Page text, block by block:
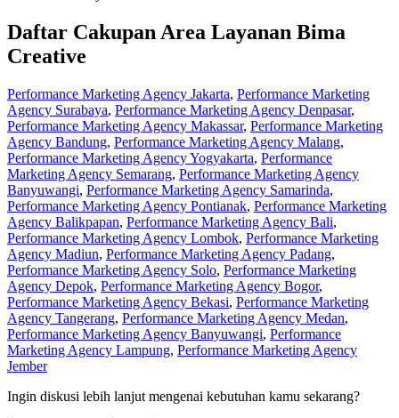
Daftar Cakupan Area Layanan Bima
Creative
Performance Marketing Agency Jakarta, Performance Marketing
Agency Surabaya, Performance Marketing Agency Denpasar,
Performance Marketing Agency Makassar, Performance Marketing
Agency Bandung, Performance Marketing Agency Malang,
Performance Marketing Agency Yogyakarta, Performance
Marketing Agency Semarang, Performance Marketing Agency
Banyuwangi, Performance Marketing Agency Samarinda,
Performance Marketing Agency Pontianak, Performance Marketing
Agency Balikpapan, Performance Marketing Agency Bali,
Performance Marketing Agency Lombok, Performance Marketing
Agency Madiun, Performance Marketing Agency Padang,
Performance Marketing Agency Solo, Performance Marketing
Agency Depok, Performance Marketing Agency Bogor,
Performance Marketing Agency Bekasi, Performance Marketing
Agency Tangerang, Performance Marketing Agency Medan,
Performance Marketing Agency Banyuwangi, Performance
Marketing Agency Lampung, Performance Marketing Agency
Jember
Ingin diskusi lebih lanjut mengenai kebutuhan kamu sekarang?